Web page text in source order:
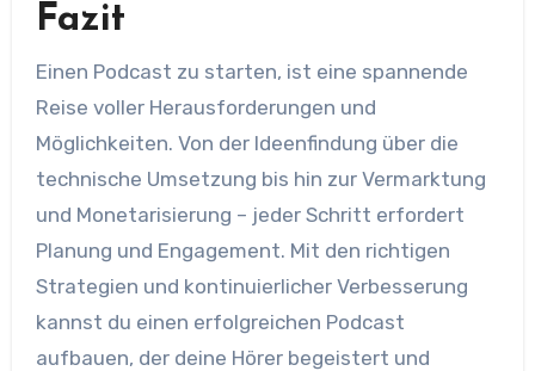
Fazit
Einen Podcast zu starten, ist eine spannende
Reise voller Herausforderungen und
Möglichkeiten. Von der Ideenfindung über die
technische Umsetzung bis hin zur Vermarktung
und Monetarisierung – jeder Schritt erfordert
Planung und Engagement. Mit den richtigen
Strategien und kontinuierlicher Verbesserung
kannst du einen erfolgreichen Podcast
aufbauen, der deine Hörer begeistert und